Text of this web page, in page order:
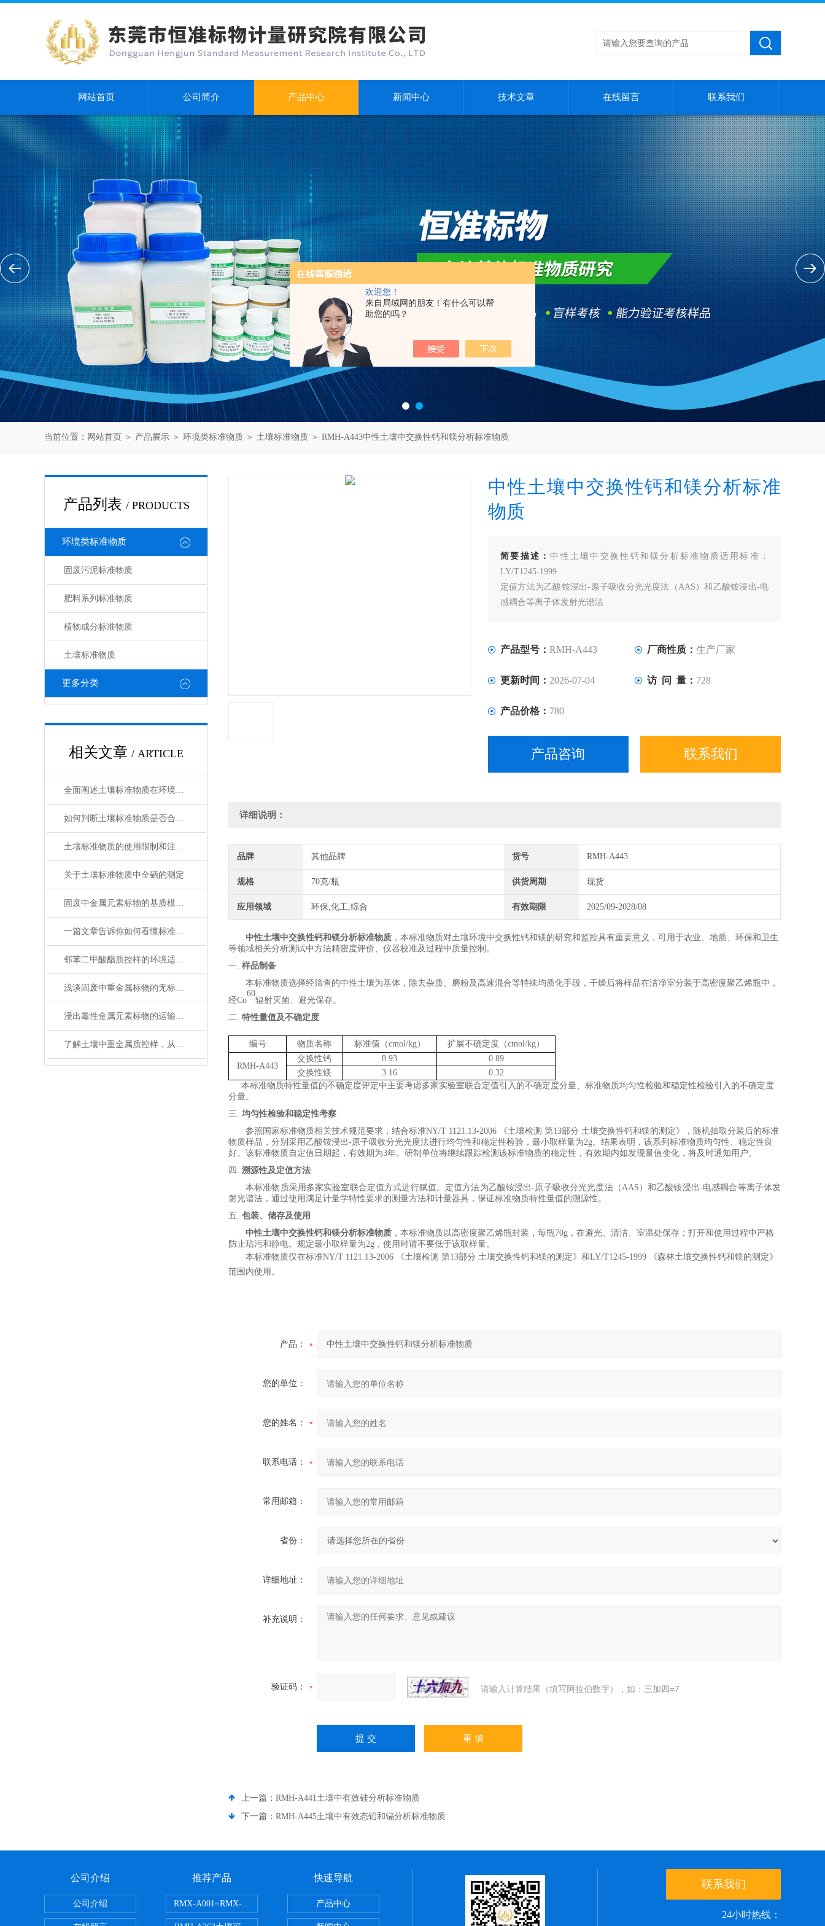
欢迎您！
来自局域网的朋友！有什么可以帮
助您的吗？
网站首页 公司简介 产品中心 新闻中心 技术文章 在线留言 联系我们
当前位置： 网站首页 ＞ 产品展示 ＞ 环境类标准物质 ＞ 土壤标准物质 ＞ RMH-A443中性土壤中交换性钙和镁分析标准物质
产品列表 / PRODUCTS
环境类标准物质
固废污泥标准物质
肥料系列标准物质
植物成分标准物质
土壤标准物质
更多分类
相关文章 / ARTICLE
全面阐述土壤标准物质在环境分析与农业检测中的工作原理与使用维护指南
如何判断土壤标准物质是否合格？
土壤标准物质的使用限制和注意事项
关于土壤标准物质中全硒的测定
固废中金属元素标物的基质模拟与定值技术解析
一篇文章告诉你如何看懂标准物质证书！
邻苯二甲酸酯质控样的环境适应性
浅谈固废中重金属标物的无标样测试步骤
浸出毒性金属元素标物的运输与储存
了解土壤中重金属质控样，从这里开始！
中性土壤中交换性钙和镁分析标准
物质
简要描述：中性土壤中交换性钙和镁分析标准物质适用标准：
LY/T1245-1999
定值方法为乙酸铵浸出-原子吸收分光光度法（AAS）和乙酸铵浸出-电
感耦合等离子体发射光谱法
产品型号： RMH-A443 厂商性质： 生产厂家
更新时间： 2026-07-04 访 问 量： 728
产品价格： 780
产品咨询 联系我们
详细说明：
品牌 其他品牌 货号 RMH-A443
规格 70克/瓶 供货周期 现货
应用领域 环保,化工,综合 有效期限 2025/09-2028/08
中性土壤中交换性钙和镁分析标准物质 ，本标准物质对土壤环境中交换性钙和镁的研究和监控具有重要意义，可用于农业、地质、环保和卫生
等领域相关分析测试中方法精密度评价、仪器校准及过程中质量控制。
一. 样品制备
本标准物质选择经筛查的中性土壤为基体， 除去杂质、 磨粉及高速混合等特殊均质化手段，干燥后将样品在洁净室分装于高密度聚乙烯瓶中 ，
经Co
60
辐射灭菌、 避光保存。
二. 特性量值及不确定度
编号 物质名称 标准值（cmol/kg） 扩展不确定度（cmol/kg）
RMH-A443
交换性钙 8.93
0.89
交换性镁
3.16
0.32
本标准物质特性量值的不确定度评定中主要考虑多家实验室联合定值引入的不确定度分量、标准物质均匀性检验和稳定性检验引入的不确定度
分量。
三. 均匀性检验和稳定性考察
参照国家标准物质相关技术规范要求， 结合标准NY/T 1121.13-2006 《土壤检测 第13部分 土壤交换性钙和镁的测定》 ， 随机抽取分装后的标准
物质样品， 分别 采用 乙酸铵浸出-原子吸收分光光度法进行均匀性和稳定性检验，最小取样量为2g。结果表明，该系列标准物质均匀性、稳定性良
好。该标准物质自定值日期起，有效期为3年。研制单位将继续跟踪检测该标准物质的稳定性，有效期内如发现量值变化，将及时通知用户。
四. 溯源性及定值方法
本标准物质采用多家实验室联合定值方式进行赋值。 定值方法为乙酸铵浸出-原子吸收分光光度法（ AAS ）和乙酸铵浸出-电感耦合等离子体发
射光谱法 ， 通过使用满足计量学特性要求的测量方法和计量器具，保证标准物质特性量值的溯源性。
五. 包装、储存及使用
中性土壤中交换性钙和镁分析标准物质 ，本标准物质以高密度聚乙烯瓶封装，每瓶70g ，在避光、清洁、室温处保存；打开和使用过程中严格
防止玷污和静电。规定最小取样量为2g ，使用时请不要低于该取样量。
本标准物质仅在标准NY/T 1121.13-2006 《土壤检测 第13部分 土壤交换性钙和镁的测定》和LY/T1245-1999
《森林土壤交换性钙和镁的测定》
范围内使用。
产品：
您的单位：
您的姓名：
联系电话：
常用邮箱：
省份：
详细地址：
补充说明：
验证码： 请输入计算结果（填写阿拉伯数字），如：三加四=7
上一篇： RMH-A441土壤中有效硅分析标准物质
下一篇： RMH-A445土壤中有效态铅和镉分析标准物质
公司介绍
公司介绍
推荐产品
RMX-A001~RMX-A002丙烯酸涂层中铅、镉成分分析标准物质
快速导航
产品中心
联系我们
24小时热线：